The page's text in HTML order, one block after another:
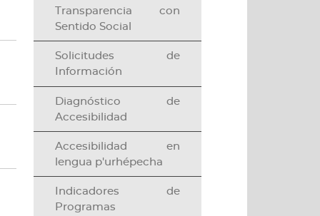
documento
documento
documento
Transparencia con
Sentido Social
Solicitudes de
Información
Diagnóstico de
Accesibilidad
Accesibilidad en
lengua p'urhépecha
Indicadores de
Programas